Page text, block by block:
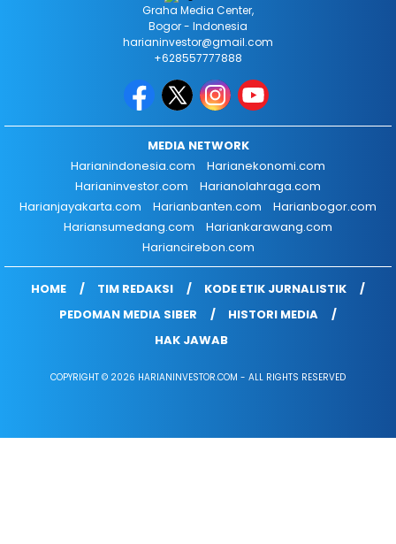
Graha Media Center,
Bogor - Indonesia
harianinvestor@gmail.com
+628557777888
MEDIA NETWORK
Harianindonesia.com
Harianekonomi.com
Harianinvestor.com
Harianolahraga.com
Harianjayakarta.com
Harianbanten.com
Harianbogor.com
Hariansumedang.com
Hariankarawang.com
Hariancirebon.com
HOME TIM REDAKSI
KODE ETIK JURNALISTIK
PEDOMAN MEDIA SIBER
HISTORI MEDIA
HAK JAWAB
COPYRIGHT © 2026 HARIANINVESTOR.COM - ALL RIGHTS RESERVED